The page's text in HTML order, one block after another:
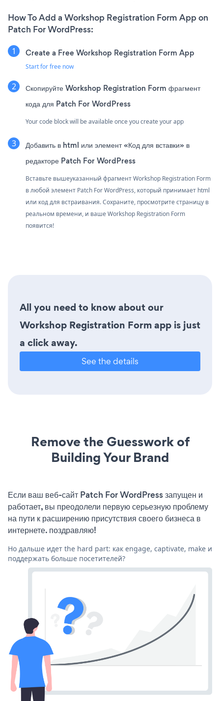
How To Add a Workshop Registration Form App on
Patch For WordPress:
Create a Free Workshop Registration Form App
Start for free now
Скопируйте Workshop Registration Form фрагмент
кода для Patch For WordPress
Your code block will be available once you create your app
Добавить в html или элемент «Код для вставки» в
редакторе Patch For WordPress
Вставьте вышеуказанный фрагмент Workshop Registration Form
в любой элемент Patch For WordPress, который принимает html
или код для встраивания. Сохраните, просмотрите страницу в
реальном времени, и ваше Workshop Registration Form
появится!
All you need to know about our
Workshop Registration Form app is just
a click away.
See the details
Remove the Guesswork of
Building Your Brand
Если ваш веб-сайт Patch For WordPress запущен и
работает, вы преодолели первую серьезную проблему
на пути к расширению присутствия своего бизнеса в
интернете. поздравляю!
Но дальше идет the hard part: как engage, captivate, make и
поддержать больше посетителей?